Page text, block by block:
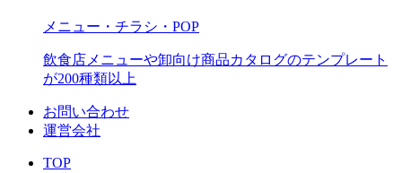
メニュー・チラシ・POP
飲食店メニューや卸向け商品カタログのテンプレート
が200種類以上
お問い合わせ
運営会社
TOP